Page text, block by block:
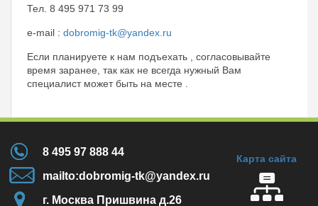
Тел. 8 495 971 73 99
e-mail : dobromig-tk@yandex.ru
Если планируете к нам подъехать , согласовывайте
время заранее, так как не всегда нужный Вам
специалист может быть на месте .
8 495 97 888 44
mailto:dobromig-tk@yandex.ru
г. Москва Пришвина д.26
Карта сайта